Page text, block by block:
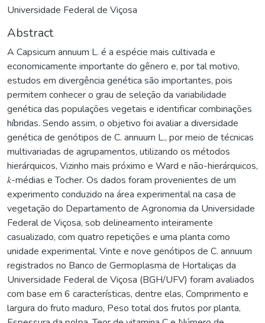
Universidade Federal de Viçosa
Abstract
A Capsicum annuum L. é a espécie mais cultivada e
economicamente importante do gênero e, por tal motivo,
estudos em divergência genética são importantes, pois
permitem conhecer o grau de seleção da variabilidade
genética das populações vegetais e identificar combinações
híbridas. Sendo assim, o objetivo foi avaliar a diversidade
genética de genótipos de C. annuum L., por meio de técnicas
multivariadas de agrupamentos, utilizando os métodos
hierárquicos, Vizinho mais próximo e Ward e não-hierárquicos,
𝑘-médias e Tocher. Os dados foram provenientes de um
experimento conduzido na área experimental na casa de
vegetação do Departamento de Agronomia da Universidade
Federal de Viçosa, sob delineamento inteiramente
casualizado, com quatro repetições e uma planta como
unidade experimental. Vinte e nove genótipos de C. annuum
registrados no Banco de Germoplasma de Hortaliças da
Universidade Federal de Viçosa (BGH/UFV) foram avaliados
com base em 6 características, dentre elas, Comprimento e
largura do fruto maduro, Peso total dos frutos por planta,